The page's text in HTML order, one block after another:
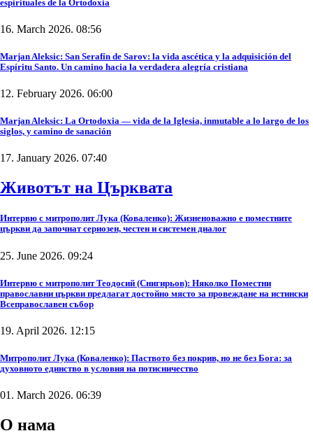
espirituales de la Ortodoxia
16. March 2026. 08:56
Marjan Aleksic: San Serafín de Sarov: la vida ascética y la adquisición del
Espíritu Santo. Un camino hacia la verdadera alegría cristiana
12. February 2026. 06:00
Marjan Aleksic: La Ortodoxia — vida de la Iglesia, inmutable a lo largo de los
siglos, y camino de sanación
17. January 2026. 07:40
Животът на Църквата
Интервю с митрополит Лука (Коваленко): Жизненоважно е поместните
църкви да започнат сериозен, честен и системен диалог
25. June 2026. 09:24
Интервю с митрополит Теодосий (Снигирьов): Няколко Поместни
православни църкви предлагат достойно място за провеждане на истински
Всеправославен събор
19. April 2026. 12:15
Митрополит Лука (Коваленко): Паството без покрив, но не без Бога: за
духовното единство в условия на потисничество
01. March 2026. 06:39
О нама